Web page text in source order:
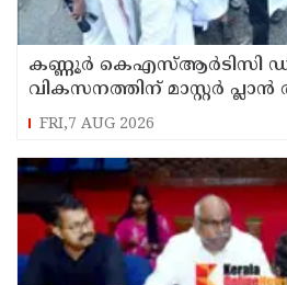
കണ്ണൂർ കെഎസ്ആർടിസി
വികസനത്തിന് മാസ്റ്റർ പ്ലാൻ
സമർപ്പിക്കും : ടി ഒ
FRI,7 AUG 2026